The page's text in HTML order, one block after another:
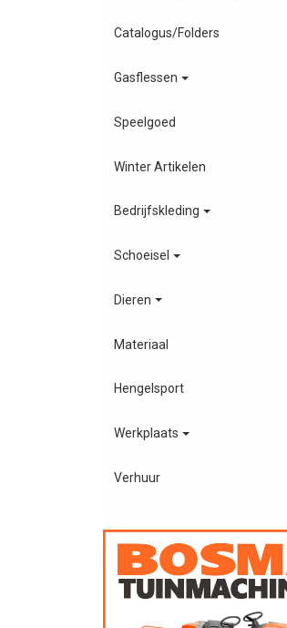
Catalogus/Folders
Gasflessen
Speelgoed
Winter Artikelen
Bedrijfskleding
Schoeisel
Dieren
Materiaal
Hengelsport
Werkplaats
Verhuur